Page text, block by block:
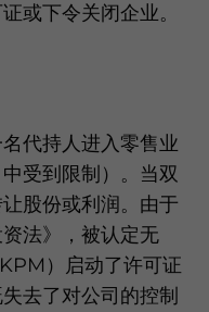
或下令关闭企业。
代持人进入零售业
受到限制）。当双
股份或利润。由于
法》，被认定无
）启动了许可证
去了对公司的控制